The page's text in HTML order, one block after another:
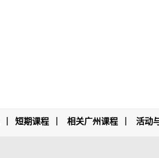
短期课程 相关广州课程 活动